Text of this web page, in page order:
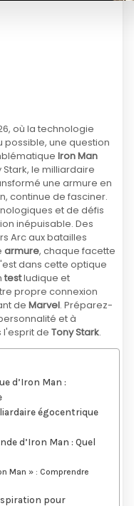
où la technologie
une question
Iron Man
le milliardaire
une armure en
continue de fasciner.
et de défis
inépuisable. Des
Arc aux batailles
armure, chaque facette
dans cette optique
testludique et
propre connexion
de Marvel. Préparez-
et à
l'esprit de Tony Stark.
d’Iron Man :
égocentrique
d’Iron Man : Quel
Man » : Comprendre
pour